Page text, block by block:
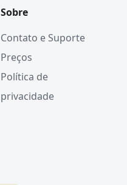
Sobre
Contato e Suporte
Preços
Política de
privacidade